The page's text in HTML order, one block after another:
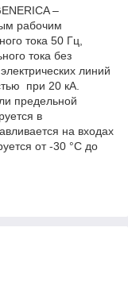
–
рабочим
тока 50 Гц,
тока без
линий
при 20 кА.
предельной
в
на входах
от -30 °C до